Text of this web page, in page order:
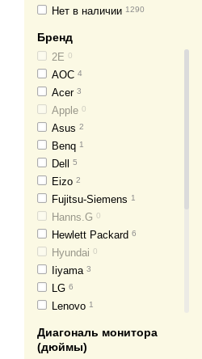
Нет в наличии 1290
Бренд
2E 0
AOC 4
Acer 3
Apple 0
Asus 2
Benq 1
Dell 5
Eizo 2
Fujitsu-Siemens 1
Hanns.G 0
Hewlett Packard 6
Hyundai 0
Iiyama 3
LG 6
Lenovo 1
NEC
Диагональ монитора
(дюймы)